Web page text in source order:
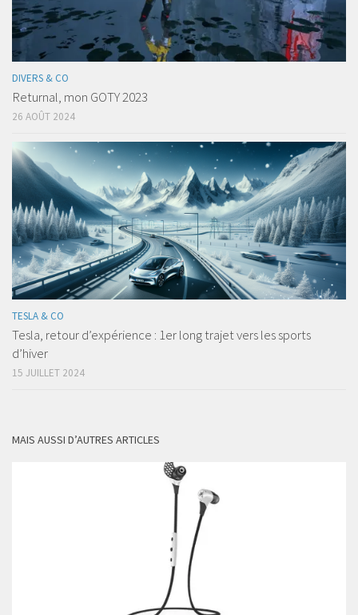
DIVERS & CO
Returnal, mon GOTY 2023
26 AOÛT 2024
TESLA & CO
Tesla, retour d’expérience : 1er long trajet vers les sports
d’hiver
15 JUILLET 2024
MAIS AUSSI D’AUTRES ARTICLES